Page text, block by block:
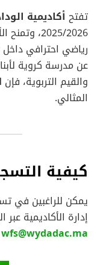
تفتح أكاديمية
2025/
رياضي احترافي داخل
عن مدرسة كروية
والقيم التربوية، فإن
المثالي.
كيفية
يمكن للراغبين في
إدارة الأكاديمية عبر
wfs@wydadac.ma